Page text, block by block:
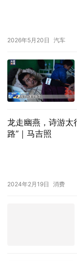
2026年5月20日 汽车
龙走幽燕，诗游太
路”｜马吉照
2024年2月19日 消费